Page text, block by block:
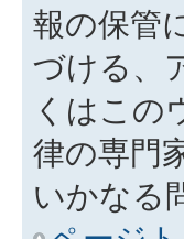
報の保管
づける、
くはこの
律の専門
いかなる